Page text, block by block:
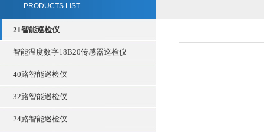
PRODUCTS LIST
21智能巡检仪
智能温度数字18B20传感器巡检仪
40路智能巡检仪
32路智能巡检仪
24路智能巡检仪